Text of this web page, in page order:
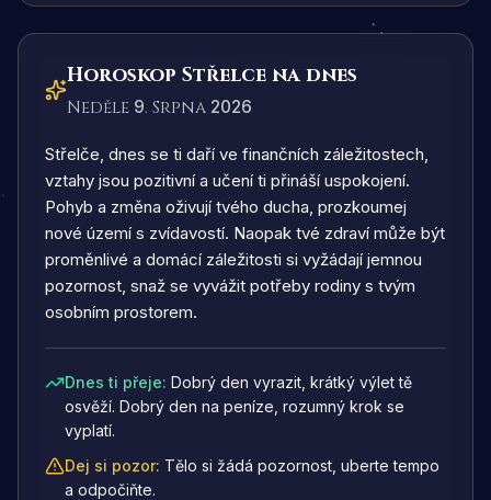
Horoskop Střelce na dnes
Neděle 9. Srpna 2026
Střelče, dnes se ti daří ve finančních záležitostech,
vztahy jsou pozitivní a učení ti přináší uspokojení.
Pohyb a změna oživují tvého ducha, prozkoumej
nové území s zvídavostí. Naopak tvé zdraví může být
proměnlivé a domácí záležitosti si vyžádají jemnou
pozornost, snaž se vyvážit potřeby rodiny s tvým
osobním prostorem.
Dnes ti přeje: Dobrý den vyrazit, krátký výlet tě
osvěží. Dobrý den na peníze, rozumný krok se
vyplatí.
Dej si pozor: Tělo si žádá pozornost, uberte tempo
a odpočiňte.